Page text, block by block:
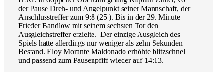
der Pause Dreh- und Angelpunkt seiner Mannschaft, der
Anschlusstreffer zum 9:8 (25.). Bis in der 29. Minute
Frieder Bandlow mit seinem sechsten Tor den
Ausgleichstreffer erzielte. Der einzige Ausgleich des
Spiels hatte allerdings nur weniger als zehn Sekunden
Bestand. Eloy Morante Maldonado erhöhte blitzschnell
und passend zum Pausenpfiff wieder auf 14:13.